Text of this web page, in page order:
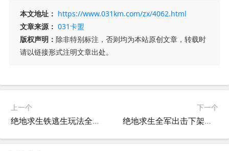
本文地址： https://www.031km.com/zx/4062.html
文章来源： 031卡盟
版权声明： 除非特别标注，否则均为本站原创文章，转载时
请以链接形式注明文章出处。
上一个
绝地求生铁逃生玩法全解析-绝地求生铁逃生最新版本玩法攻略
下一个
绝地求生全军出击下架原因分析-绝地求生全军出击为什么突然下架